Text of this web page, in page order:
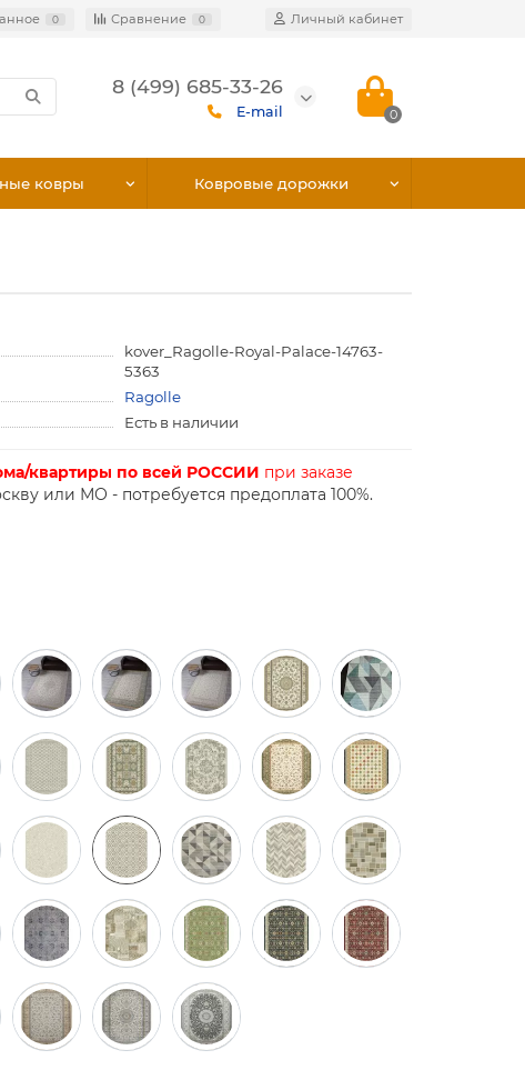
0 Сравнение 0 Личный кабинет
8 (499) 685-33-26
E-mail 0
ковры Ковровые дорожки
kover_Ragolle-Royal-Palace-14763-
5363
Ragolle
Есть в наличии
квартиры по всей РОССИИ при заказе
или МО - потребуется предоплата 100%.